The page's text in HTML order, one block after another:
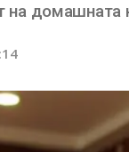
на домашната